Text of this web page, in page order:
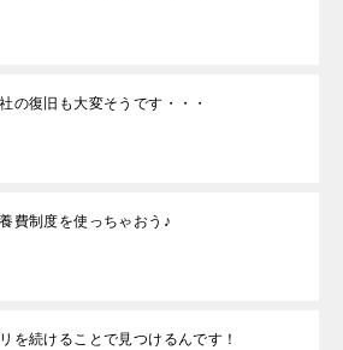
の復旧も大変そうです・・・
費制度を使っちゃおう♪
を続けることで見つけるんです！